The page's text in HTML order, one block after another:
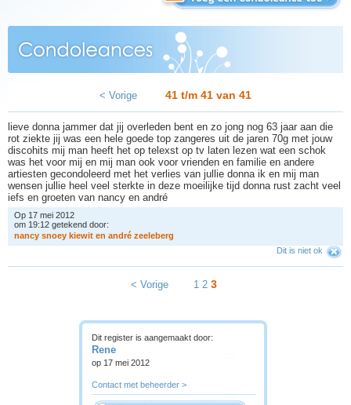
< Vorige 41 t/m 41 van 41
lieve donna jammer dat jij overleden bent en zo jong nog 63 jaar aan die
rot ziekte jij was een hele goede top zangeres uit de jaren 70g met jouw
discohits mij man heeft het op telexst op tv laten lezen wat een schok
was het voor mij en mij man ook voor vrienden en familie en andere
artiesten gecondoleerd met het verlies van jullie donna ik en mij man
wensen jullie heel veel sterkte in deze moeilijke tijd donna rust zacht veel
iefs en groeten van nancy en andré
Op 17 mei 2012
om 19:12 getekend door:
nancy snoey kiewit en andré zeeleberg
Dit is niet ok
< Vorige 1 2 3
Dit register is aangemaakt door:
Rene
op 17 mei 2012
Contact met beheerder >